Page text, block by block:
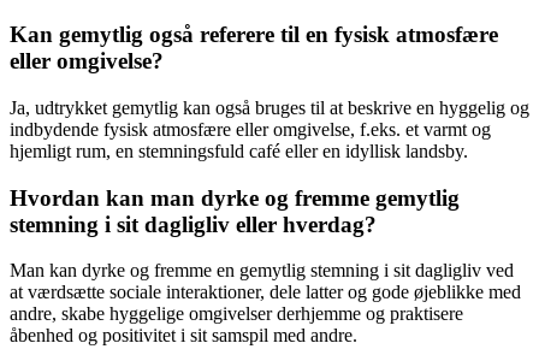
Kan gemytlig også referere til en fysisk atmosfære
eller omgivelse?
Ja, udtrykket gemytlig kan også bruges til at beskrive en hyggelig og
indbydende fysisk atmosfære eller omgivelse, f.eks. et varmt og
hjemligt rum, en stemningsfuld café eller en idyllisk landsby.
Hvordan kan man dyrke og fremme gemytlig
stemning i sit dagligliv eller hverdag?
Man kan dyrke og fremme en gemytlig stemning i sit dagligliv ved
at værdsætte sociale interaktioner, dele latter og gode øjeblikke med
andre, skabe hyggelige omgivelser derhjemme og praktisere
åbenhed og positivitet i sit samspil med andre.